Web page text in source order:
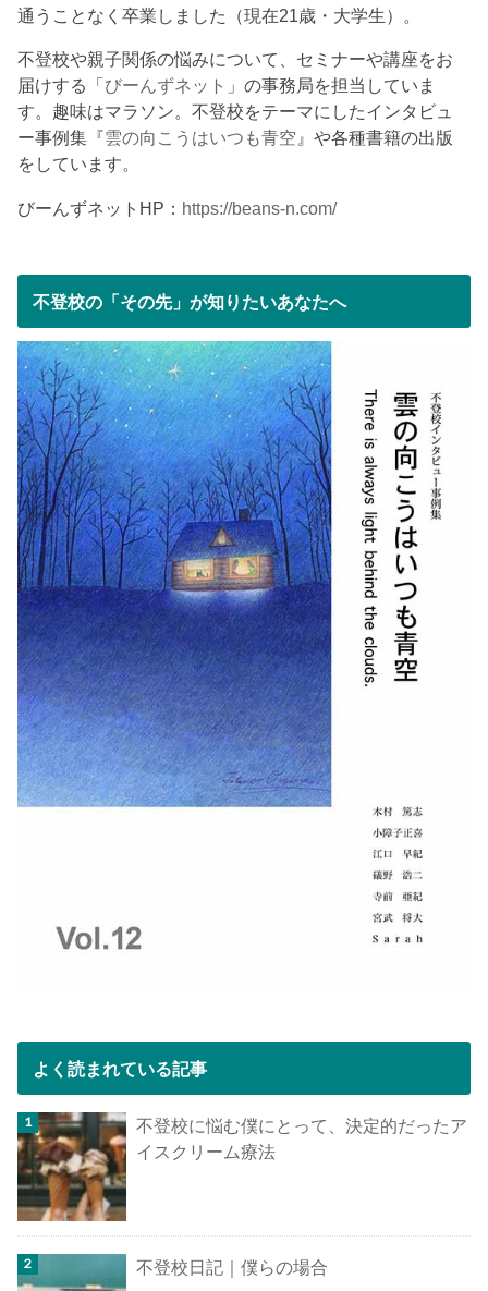
通うことなく卒業しました（現在21歳・大学生）。
不登校や親子関係の悩みについて、セミナーや講座をお
届けする「びーんずネット 」の事務局を担当していま
す。趣味はマラソン。不登校をテーマにしたインタビュ
ー事例集『雲の向こうはいつも青空 』や各種書籍の出版
をしています。
びーんずネットHP： https://beans-n.com/
不登校の「その先」が知りたいあなたへ
よく読まれている記事
不登校に悩む僕にとって、決定的だったア
イスクリーム療法
不登校日記｜僕らの場合